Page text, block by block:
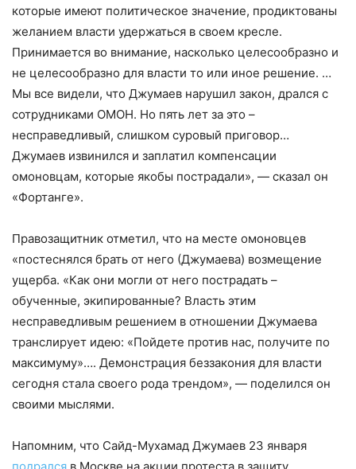
которые имеют политическое значение, продиктованы
желанием власти удержаться в своем кресле.
Принимается во внимание, насколько целесообразно и
не целесообразно для власти то или иное решение. …
Мы все видели, что Джумаев нарушил закон, дрался с
сотрудниками ОМОН. Но пять лет за это –
несправедливый, слишком суровый приговор…
Джумаев извинился и заплатил компенсации
омоновцам, которые якобы пострадали», — сказал он
«Фортанге».
Правозащитник отметил, что на месте омоновцев
«постеснялся брать от него (Джумаева) возмещение
ущерба. «Как они могли от него пострадать –
обученные, экипированные? Власть этим
несправедливым решением в отношении Джумаева
транслирует идею: «Пойдете против нас, получите по
максимуму»…. Демонстрация беззакония для власти
сегодня стала своего рода трендом», — поделился он
своими мыслями.
Напомним, что Сайд-Мухамад Джумаев 23 января